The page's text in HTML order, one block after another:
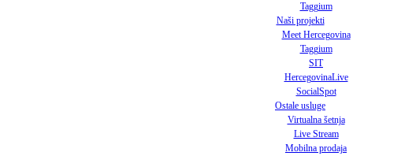
Taggium
Naši projekti
Meet Hercegovina
Taggium
SIT
HercegovinaLive
SocialSpot
Ostale usluge
Virtualna šetnja
Live Stream
Mobilna prodaja